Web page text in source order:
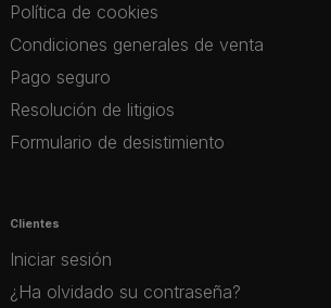
Política de cookies
Condiciones generales de venta
Pago seguro
Resolución de litigios
Formulario de desistimiento
Clientes
Iniciar sesión
¿Ha olvidado su contraseña?